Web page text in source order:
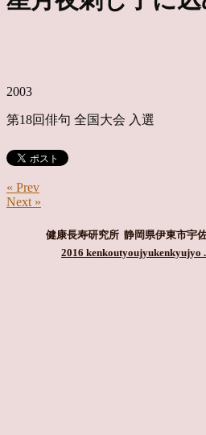
2003
第18回俳句 全国大会 入選
« Prev
Next »
健康長寿研究所 静岡県伊東市宇
2016 kenkoutyoujyukenkyujyo